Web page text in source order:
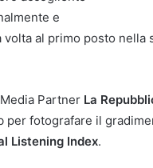
e
volta al primo posto nella
Partner La
per fotografare il
Listening Index.